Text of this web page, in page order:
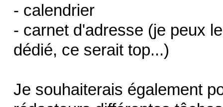
- calendrier
- carnet d'adresse (je peux
dédié, ce serait top...)
Je souhaiterais également